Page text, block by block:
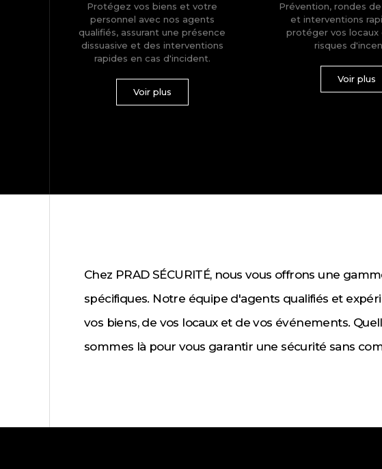
Protégez vos biens et votre
personnel avec nos agents
qualifiés, assurant une présence
dissuasive et des interventions
rapides en cas d'incident.
Voir plus
Prévention, rondes
et interventions
protéger vos locaux
risques
Voir plus
Chez PRAD SÉCURITÉ, nous vous offrons une
spécifiques. Notre équipe d'agents qualifiés et
vos biens, de vos locaux et de vos événements.
sommes là pour vous garantir une sécurité sans